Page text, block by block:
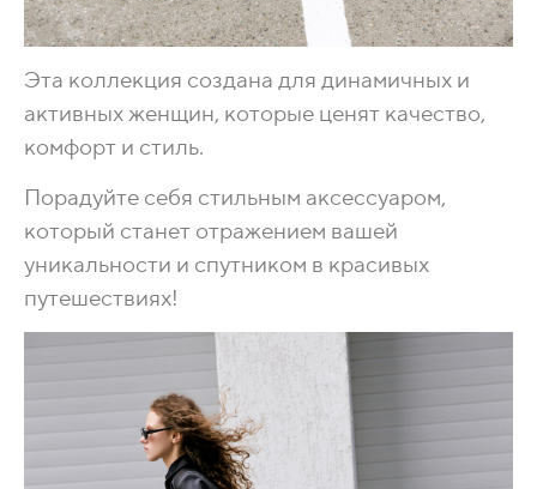
Эта коллекция создана для динамичных и
активных женщин, которые ценят качество,
комфорт и стиль.
Порадуйте себя стильным аксессуаром,
который станет отражением вашей
уникальности и спутником в красивых
путешествиях!